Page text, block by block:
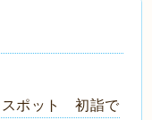
スポット 初詣で